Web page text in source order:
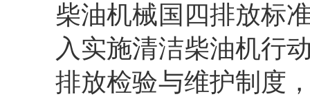
柴油机械国四排放标
入实施清洁柴油机行
排放检验与维护制度